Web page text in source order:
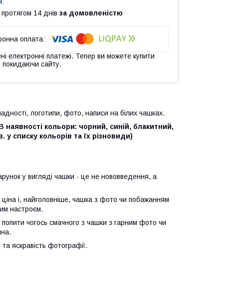
14 днів за домовленістю
електронні платежі. Тепер ви можете купити
покидаючи сайту.
логотипи, фото, написи на білих чашках.
наявності кольори: чорний, синій, блакитний,
списку кольорів та їх різновиди)
у вигляді чашки - це не нововведення, а
ціна і, найголовніше, чашка з фото чи побажанням
настроєм.
чогось смачного з чашки з гарним фото чи
яскравість фотографії.